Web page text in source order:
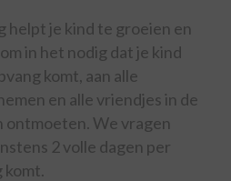
helpt je kind te groeien en
in het nodig dat je kind
komt, aan alle
en alle vriendjes in de
ontmoeten. We vragen
2 volle dagen per
komt.